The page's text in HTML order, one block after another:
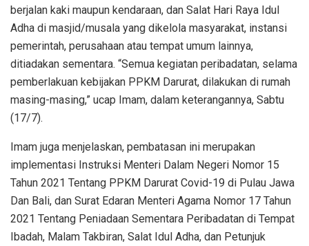
berjalan kaki maupun kendaraan, dan Salat Hari Raya Idul
Adha di masjid/musala yang dikelola masyarakat, instansi
pemerintah, perusahaan atau tempat umum lainnya,
ditiadakan sementara. “Semua kegiatan peribadatan, selama
pemberlakuan kebijakan PPKM Darurat, dilakukan di rumah
masing-masing,” ucap Imam, dalam keterangannya, Sabtu
(17/7).
Imam juga menjelaskan, pembatasan ini merupakan
implementasi Instruksi Menteri Dalam Negeri Nomor 15
Tahun 2021 Tentang PPKM Darurat Covid-19 di Pulau Jawa
Dan Bali, dan Surat Edaran Menteri Agama Nomor 17 Tahun
2021 Tentang Peniadaan Sementara Peribadatan di Tempat
Ibadah, Malam Takbiran, Salat Idul Adha, dan Petunjuk